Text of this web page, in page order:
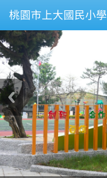
桃園市上大國民小學